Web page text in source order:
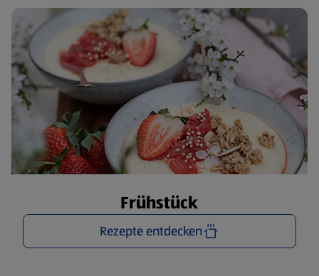
Frühstück
Rezepte entdecken